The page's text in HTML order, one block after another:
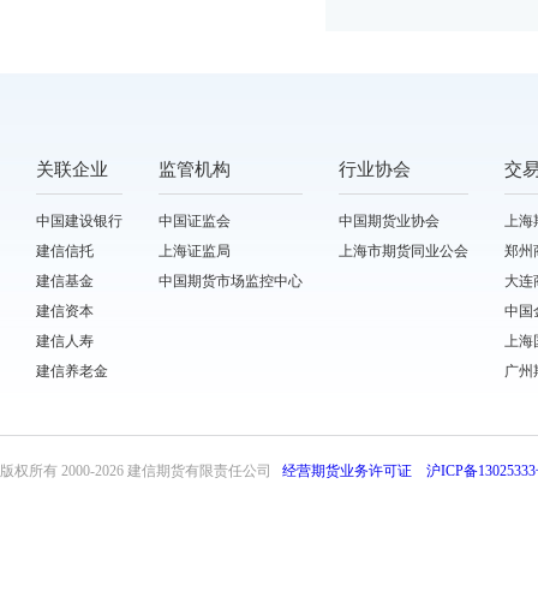
关联企业
中国建设银行
建信信托
建信基金
建信资本
建信人寿
建信养老金
监管机构
中国证监会
上海证监局
中国期货市场监控中心
行业协会
中国期货业协会
上海市期货同业公会
交
上海
郑州
大连
中国
上海
广州
版权所有 2000-2026 建信期货有限责任公司 经营期货业务许可证 沪ICP备